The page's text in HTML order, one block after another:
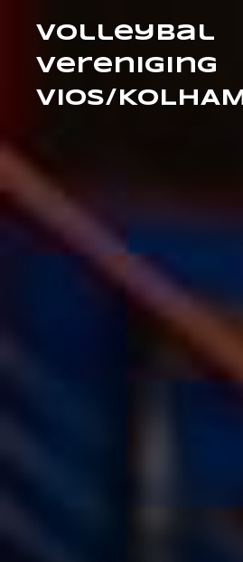
volleybal
vereniging
VIOS/KOLHAM